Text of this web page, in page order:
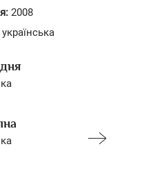
2008
українська